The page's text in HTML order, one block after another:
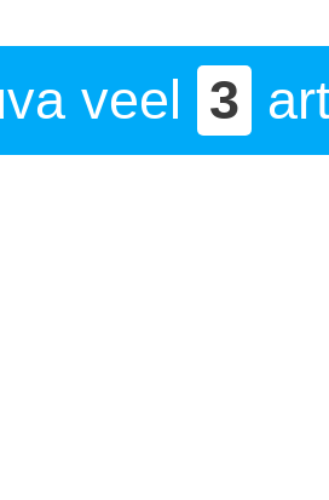
veel 3